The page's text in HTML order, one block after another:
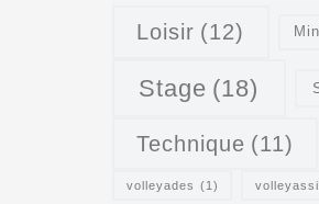
Loisir (12)
Stage (18)
Technique (11)
volleyades (1)